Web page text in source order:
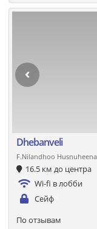
Dhebanveli
F.Nilandhoo
16.5 км до центра
Wi-fi в лобби
Сейф
По отзывам